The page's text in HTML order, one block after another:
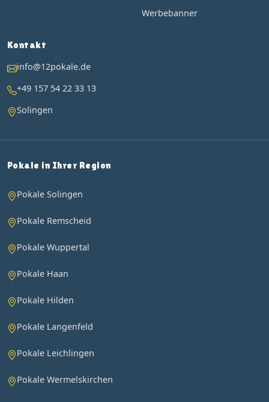
Werbebanner
Kontakt
info@12pokale.de
+49 157 54 22 33 13
Solingen
Pokale in Ihrer Region
Pokale Solingen
Pokale Remscheid
Pokale Wuppertal
Pokale Haan
Pokale Hilden
Pokale Langenfeld
Pokale Leichlingen
Pokale Wermelskirchen